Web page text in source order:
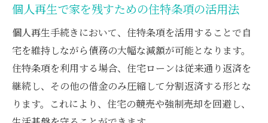
例
諸費用ローン扱いの違いと弁護士の視点
弁護士が語る諸費用ローンの個人再生時の
扱い
個人再生で諸費用ローンを住宅資金と認め
る条件
個人再生で家を残すための住特条項の活用法
個人再生手続きにおいて、住特条項を活用することで自
宅を維持しながら債務の大幅な減額が可能となります。
住特条項を利用する場合、住宅ローンは従来通り返済を
継続し、その他の借金のみ圧縮して分割返済する形とな
ります。これにより、住宅の競売や強制売却を回避し、